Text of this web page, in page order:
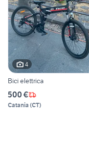
4
Bici elettrica
500 €
Catania (CT)